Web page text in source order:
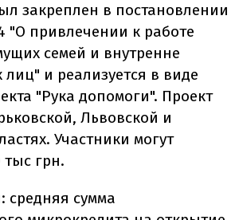
закреплен в постановлении
"О привлечении к работе
семей и внутренне
и реализуется в виде
"Рука допомоги". Проект
Львовской и
Участники могут
тыс грн.
средняя сумма